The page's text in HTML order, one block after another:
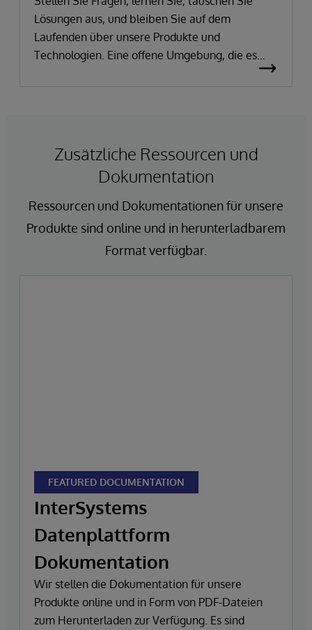
Lösungen aus, und bleiben Sie auf dem
Laufenden über unsere Produkte und
Technologien. Eine offene Umgebung, die es
Ihnen ermöglicht, interessante Themen mit Hilfe
Zusätzliche Ressourcen und
Dokumentation
Ressourcen und Dokumentationen für unsere
Produkte sind online und in herunterladbarem
Format verfügbar.
FEATURED DOCUMENTATION
InterSystems
Datenplattform
Dokumentation
Wir stellen die Dokumentation für unsere
Produkte online und in Form von PDF-Dateien
zum Herunterladen zur Verfügung. Es sind